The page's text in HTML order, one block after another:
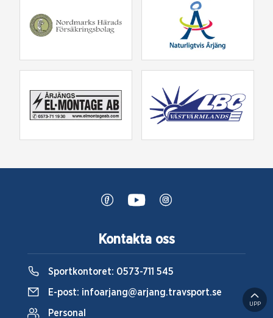
Kontakta oss
Sportkontoret: 0573-711 545
E-post: infoarjang@arjang.travsport.se
Personal
UPP